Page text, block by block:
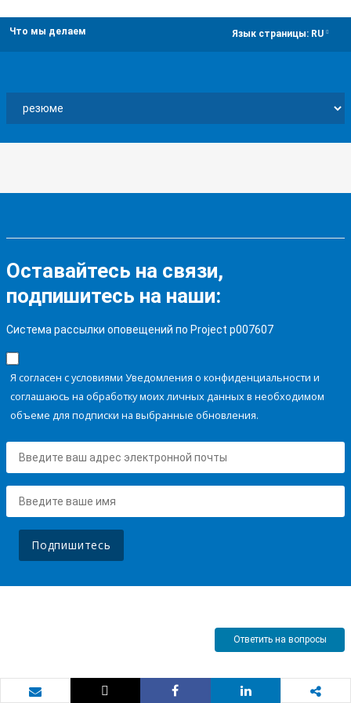
Что мы делаем Язык страницы: RU
Оставайтесь на связи,
подпишитесь на наши:
Система рассылки оповещений по Project p007607
Я согласен с условиями Уведомления о конфиденциальности и
соглашаюсь на обработку моих личных данных в необходимом
объеме для подписки на выбранные обновления.
Подпишитесь
Ответить на вопросы